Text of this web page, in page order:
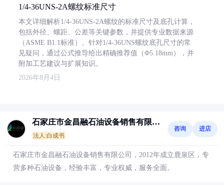
1/4-36UNS-2A螺纹标准尺寸
本文详细解析1/4-36UNS-2A螺纹的标准尺寸及底孔计算，
包括外径、螺距、公差等关键参数，并提供专业数据来源
（ASME B1.1标准）。针对1/4-36UNS螺纹底孔尺寸的常
见疑问，通过公式推导给出精确推荐值（Φ5.18mm），并
附加工艺建议与扩展知识。
2026年8月4日
石家庄市金昌融石油设备销售有限公
司
法人:白成书
咨询 进店
石家庄市金昌融石油设备销售有限公司，2012年成立鹿泉区，专
营多种石油设备，经验丰富，专业权威，服务全面。